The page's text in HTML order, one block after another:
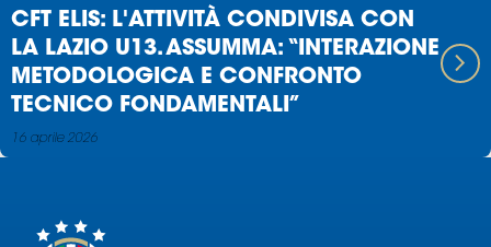
CFT ELIS: L'ATTIVITÀ CONDIVISA CON
LA LAZIO U13. ASSUMMA: “INTERAZIONE
METODOLOGICA E CONFRONTO
TECNICO FONDAMENTALI”
16 aprile 2026